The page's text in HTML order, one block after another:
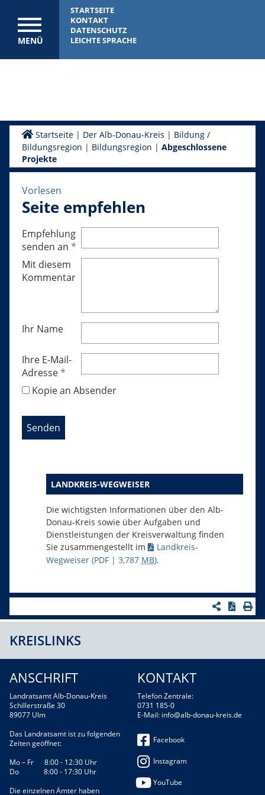
MENÜ
STARTSEITE
KONTAKT
DATENSCHUTZ
LEICHTE SPRACHE
Startseite| Der Alb-Donau-Kreis | Bildung /
Bildungsregion | Bildungsregion | Abgeschlossene
Projekte
Vorlesen
Seite empfehlen
Empfehlung
senden an *
Mit diesem
Kommentar
Ihr Name
Ihre E-Mail-
Adresse*
Kopie an Absender
LANDKREIS-WEGWEISER
Die wichtigsten Informationen über den Alb-
Donau-Kreis sowie über Aufgaben und
Dienstleistungen der Kreisverwaltung finden
Sie zusammengestellt im
Landkreis-
Wegweiser (PDF | 3,787 MB).
KREISLINKS
ANSCHRIFT
Landratsamt Alb-Donau-Kreis
Schillerstraße 30
89077 Ulm
Das Landratsamt ist zu folgenden
Zeiten geöffnet:
Mo – Fr 8:00 - 12:30 Uhr
Do 8:00 - 17:30 Uhr
Die einzelnen Ämter haben
KONTAKT
Telefon Zentrale:
0731 185-0
E-Mail: info@alb-donau-kreis.de
Facebook
Instagram
YouTube